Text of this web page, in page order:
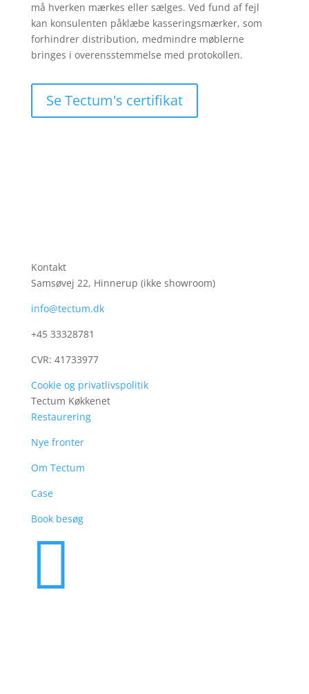
må hverken mærkes eller sælges. Ved fund af fejl
kan konsulenten påklæbe kasseringsmærker, som
forhindrer distribution, medmindre møblerne
bringes i overensstemmelse med protokollen.
Se Tectum's certifikat
Kontakt
Samsøvej 22, Hinnerup (ikke showroom)
info@tectum.dk
+45 33328781
CVR: 41733977
Cookie og privatlivspolitik
Tectum Køkkenet
Restaurering
Nye fronter
Om Tectum
Case
Book besøg
